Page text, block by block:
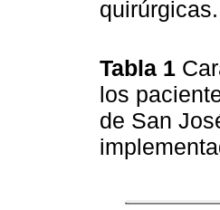
quirúrgicas.
Tabla 1
los
de San